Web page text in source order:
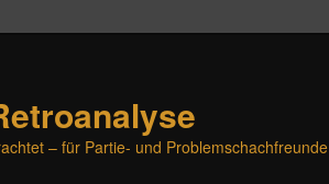
– für Partie- und Problemschachfreunde